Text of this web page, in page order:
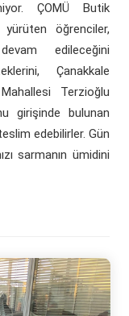
ÇOMÜ Butik
öğrenciler,
edileceğini
Çanakkale
Terzioğlu
girişinde bulunan
edebilirler. Gün
sarmanın ümidini